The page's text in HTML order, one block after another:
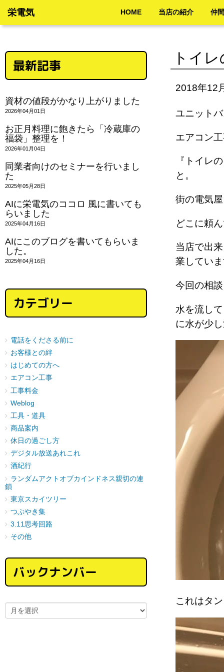
栄電気 HOME 当店の紹介 仲
トイ
2018年12
ユニット
エアコン
『トイレ
と。
街の電気
どこに頼
当店で出
業してい
今回の相
水を流し
に水が少
これはタ
最新記事
資材の値段がかなり上がりました
2026年04月01日
お正月料理に飽きたら「冷蔵庫の
福袋」整理を！
2026年01月04日
同業者向けのセミナーを行いまし
た
2025年05月28日
AIに栄電気のココロ 風に書いても
らいました
2025年04月16日
AIにこのブログを書いてもらいま
した。
2025年04月16日
カテゴリー
電話をくださる前に
お客様との絆
はじめての方へ
エアコン工事
工事料金
Weblog
工具・道具
商品案内
休日の過ごし方
デジタル放送あれこれ
酒紀行
ランダムアクトオブカインドネス親切の連
鎖
東京スカイツリー
つぶやき集
3.11思考回路
その他
バックナンバー